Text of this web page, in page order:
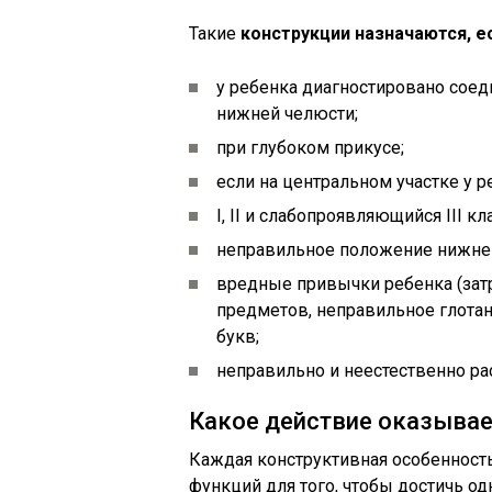
Такие конструкции назначаются,
у ребенка диагностировано
нижней челюсти;
при глубоком прикусе;
если на центральном участке у
I, II и слабопроявляющийся III
неправильное положение
вредные привычки ребенка
предметов, неправильное
букв;
неправильно и неестественно
Какое действие
Каждая конструктивная
функций для того, чтобы достичь